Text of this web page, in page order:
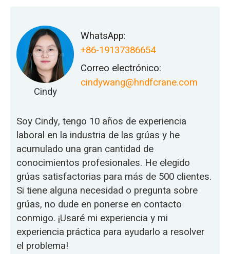
Cindy
WhatsApp:
+86-19137386654
Correo electrónico:
cindywang@hndfcrane.com
Soy Cindy, tengo 10 años de experiencia
laboral en la industria de las grúas y he
acumulado una gran cantidad de
conocimientos profesionales. He elegido
grúas satisfactorias para más de 500 clientes.
Si tiene alguna necesidad o pregunta sobre
grúas, no dude en ponerse en contacto
conmigo. ¡Usaré mi experiencia y mi
experiencia práctica para ayudarlo a resolver
el problema!